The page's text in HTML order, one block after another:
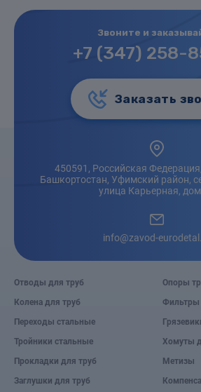
Звоните и
+7 (347) 258-
Заказать
450591, Российская
Башкортостан, Уфимский район,
улица Карьерная,
info@zavod-
Отводы для труб
Колена для труб
Переходы стальные
Тройники стальные
Прокладки для труб
Заглушки для труб
Опоры
Фильтры
Хомуты
Метизы